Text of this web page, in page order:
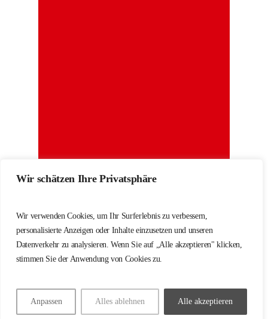
Wir schätzen Ihre Privatsphäre
Wir verwenden Cookies, um Ihr Surferlebnis zu verbessern,
personalisierte Anzeigen oder Inhalte einzusetzen und unseren
Datenverkehr zu analysieren. Wenn Sie auf „Alle akzeptieren" klicken,
stimmen Sie der Anwendung von Cookies zu.
Anpassen Alles ablehnen Alle akzeptieren
WELCHE TÜREN
BRAUCHEN EIN